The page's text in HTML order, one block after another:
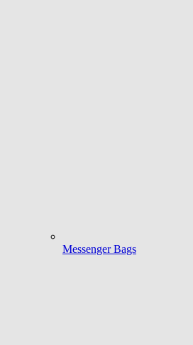
Messenger Bags